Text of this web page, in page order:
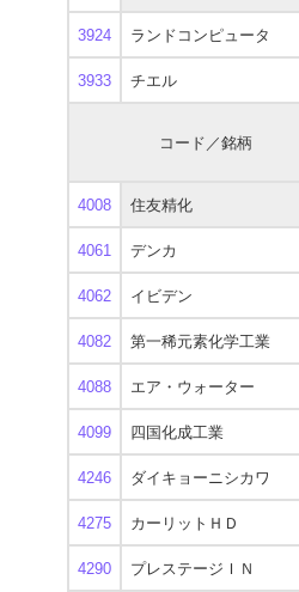
3924 ランドコンピュータ
3933 チエル
コード／銘柄
4008 住友精化
4061 デンカ
4062 イビデン
4082 第一稀元素化学工業
4088 エア・ウォーター
4099 四国化成工業
4246 ダイキョーニシカワ
4275 カーリットＨＤ
4290 プレステージＩＮ